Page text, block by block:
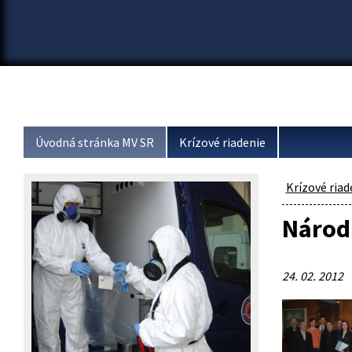
Úvodná stránka MV SR Krízové riadenie
Krízové
24. 02. 2012